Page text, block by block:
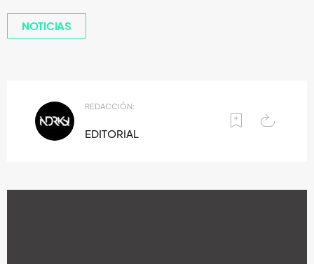
NOTICIAS
REDACCIÓN:
EDITORIAL